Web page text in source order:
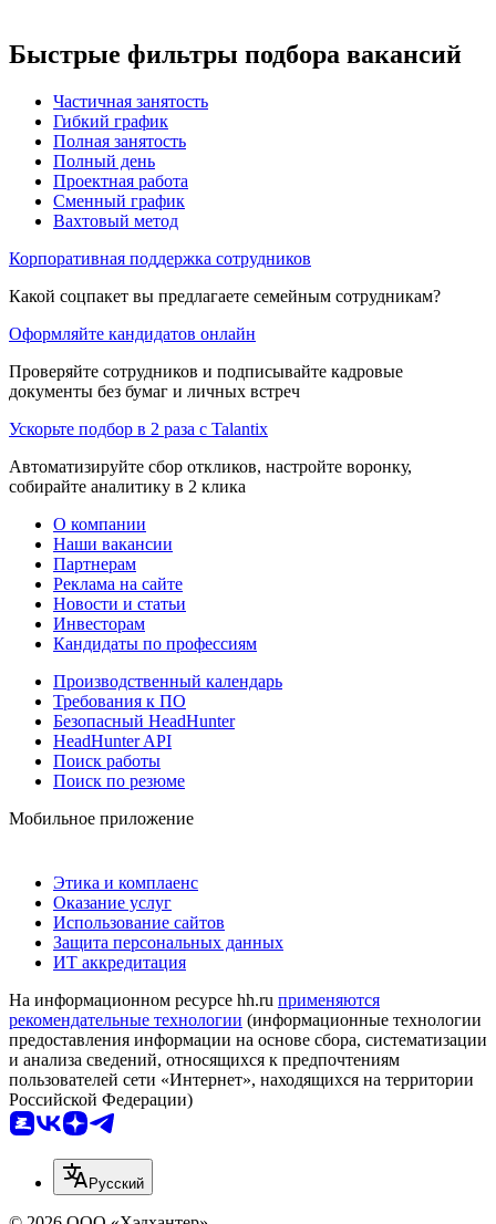
Быстрые фильтры подбора вакансий
Частичная занятость
Гибкий график
Полная занятость
Полный день
Проектная работа
Сменный график
Вахтовый метод
Корпоративная поддержка сотрудников
Какой соцпакет вы предлагаете семейным сотрудникам?
Оформляйте кандидатов онлайн
Проверяйте сотрудников и подписывайте кадровые
документы без бумаг и личных встреч
Ускорьте подбор в 2 раза с Talantix
Автоматизируйте сбор откликов, настройте воронку,
собирайте аналитику в 2 клика
О компании
Наши вакансии
Партнерам
Реклама на сайте
Новости и статьи
Инвесторам
Кандидаты по профессиям
Производственный календарь
Требования к ПО
Безопасный HeadHunter
HeadHunter API
Поиск работы
Поиск по резюме
Мобильное приложение
Этика и комплаенс
Оказание услуг
Использование сайтов
Защита персональных данных
ИТ аккредитация
На информационном ресурсе hh.ru применяются
рекомендательные технологии (информационные технологии
предоставления информации на основе сбора, систематизации
и анализа сведений, относящихся к предпочтениям
пользователей сети «Интернет», находящихся на территории
Российской Федерации)
Русский